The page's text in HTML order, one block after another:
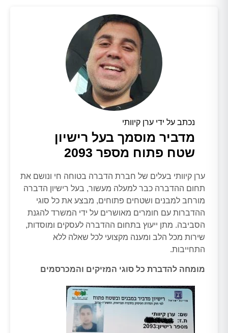
נכתב על ידי ערן קיוותי
מדביר מוסמך בעל רישיון
שטח פתוח מספר 2093
ערן קיוותי בעלים של חברת הדברה בטוחה חי ונושם את
תחום ההדברה כבר למעלה מעשור, בעל רישיון הדברה
מורחב למבנים ושטחים פתוחים, מבצע את כל סוגי
ההדברות עם חומרים מאושרים על ידי המשרד להגנת
הסביבה. מתן ייעוץ בתחום ההדברה לעסקים ומוסדות,
שירות מכל הלב ומענה מקצועי לכל שאלה ללא
התחייבות.
מומחה להדברת כל סוגי המזיקים והמכרסמים